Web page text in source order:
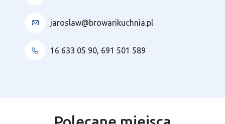
jaroslaw@browarikuchnia.pl
16 633 05 90, 691 501 589